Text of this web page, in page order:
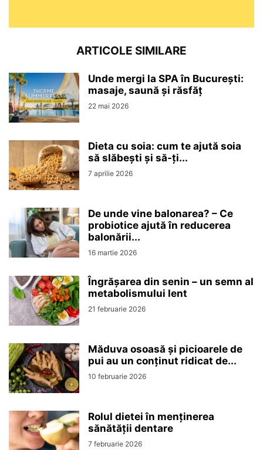
ARTICOLE SIMILARE
Unde mergi la SPA în București:
masaje, saună și răsfăț
22 mai 2026
Dieta cu soia: cum te ajută soia
să slăbești și să-ți...
7 aprilie 2026
De unde vine balonarea? – Ce
probiotice ajută în reducerea
balonării...
16 martie 2026
Îngrășarea din senin – un semn al
metabolismului lent
21 februarie 2026
Măduva osoasă și picioarele de
pui au un conținut ridicat de...
10 februarie 2026
Rolul dietei în menținerea
sănătății dentare
7 februarie 2026